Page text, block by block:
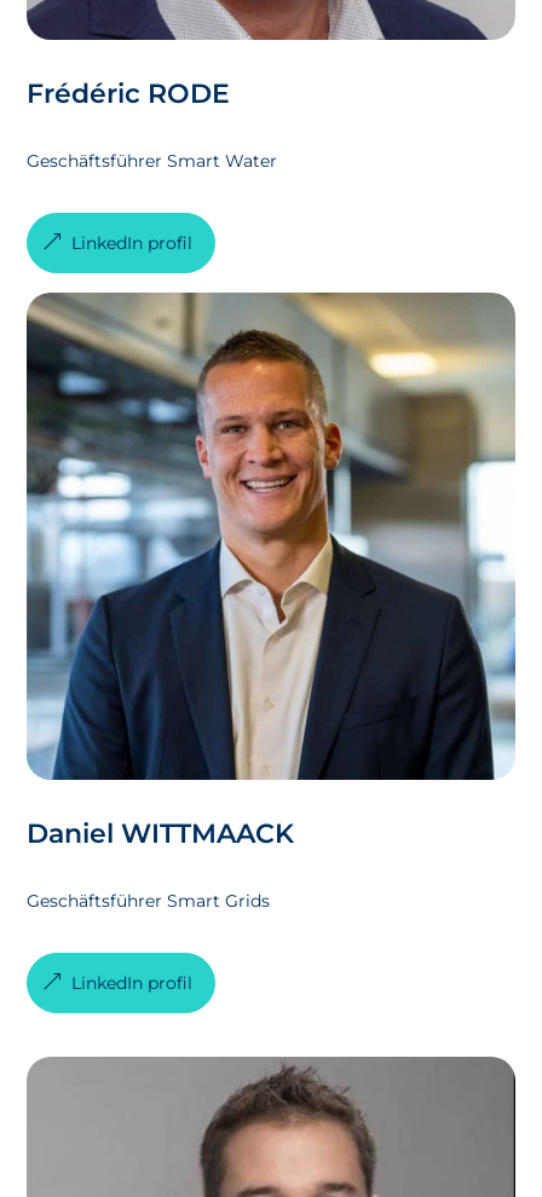
Frédéric RODE
Geschäftsführer Smart Water
LinkedIn profil
Daniel WITTMAACK
Geschäftsführer Smart Grids
LinkedIn profil